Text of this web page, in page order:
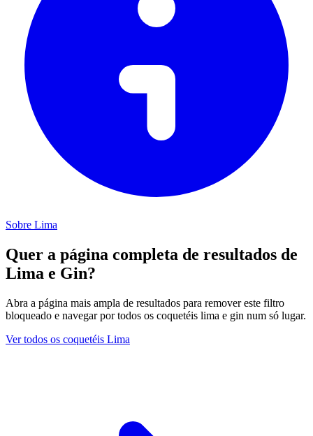
Sobre Lima
Quer a página completa de resultados de
Lima e Gin?
Abra a página mais ampla de resultados para remover este filtro
bloqueado e navegar por todos os coquetéis lima e gin num só lugar.
Ver todos os coquetéis Lima